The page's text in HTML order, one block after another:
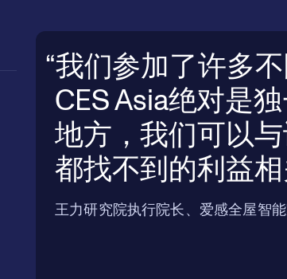
我们参加了许多不
CES Asia绝对是
地方，我们可以
都找不到的利益
王力研究院执行院长、爱感全屋智